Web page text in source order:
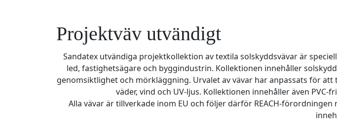
Projektväv utvändigt
Sandatex utvändiga projektkollektion av textila solskyddsvävar är
led, fastighetsägare och byggindustrin. Kollektionen innehåller
genomsiktlighet och mörkläggning. Urvalet av vävar har anpassats för
väder, vind och UV-ljus. Kollektionen innehåller även
Alla vävar är tillverkade inom EU och följer därför REACH-